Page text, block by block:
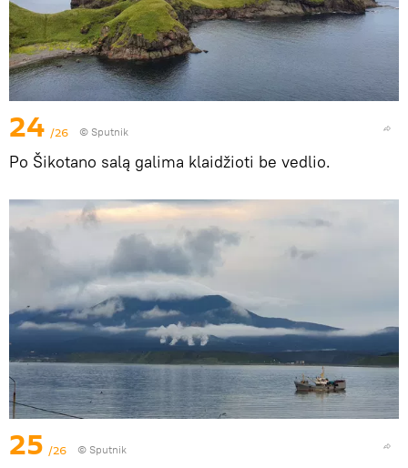
24 /26 © Sputnik
Po Šikotano salą galima klaidžioti be vedlio.
25 /26 © Sputnik